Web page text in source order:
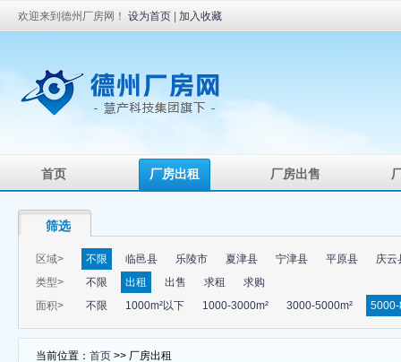
欢迎来到德州厂房网！ 设为首页 加入收藏
首页 厂房出租 厂房出售
筛选
区域> 不限 临邑县 乐陵市 夏津县 宁津县 平原县
庆云
类型>
不限 出租 出售 求租
求购
面积>
不限 1000m²以下 1000-3000m² 3000-5000m² 5000-
当前位置： 首页 >> 厂房出租